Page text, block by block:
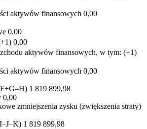
aktywów finansowych 0,00
0,00
0,00
aktywów finansowych, w tym: (+1)
aktywów finansowych 0,00
1 819 899,98
0,00
zmniejszenia zysku (zwiększenia straty)
1 819 899,98